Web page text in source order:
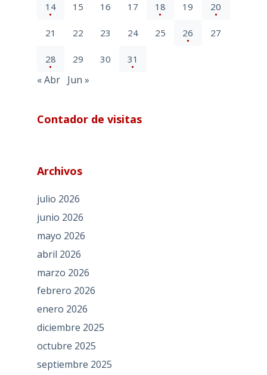
14 15 16 17 18 19 20
21 22 23 24 25 26 27
28 29 30 31
« Abr Jun »
Contador de visitas
Archivos
julio 2026
junio 2026
mayo 2026
abril 2026
marzo 2026
febrero 2026
enero 2026
diciembre 2025
octubre 2025
septiembre 2025